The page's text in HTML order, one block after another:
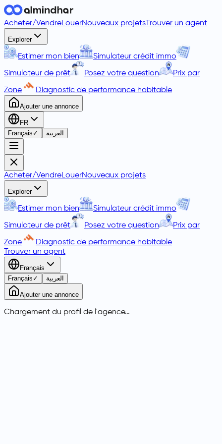
Acheter/VendreLouerNouveaux projets Trouver un agent
Explorer
Estimer mon bien Simulateur crédit immo
Simulateur de prêt Posez votre question Prix par
Zone Diagnostic de performance habitable
Ajouter une annonce
FR
Français ✓ العربية
Acheter/VendreLouerNouveaux projets
Explorer
Estimer mon bien Simulateur crédit immo
Simulateur de prêt Posez votre question Prix par
Zone
Diagnostic de performance habitable
Trouver un agent
Français
Français ✓ العربية
Ajouter une annonce
Chargement du profil de l'agence…